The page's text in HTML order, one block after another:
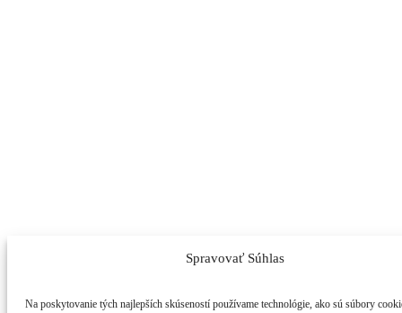
Spravovať Súhlas
Na poskytovanie tých najlepších skúseností používame technológie, ako sú súbory